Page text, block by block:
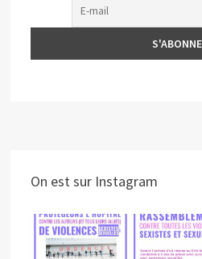
On est sur Instagram